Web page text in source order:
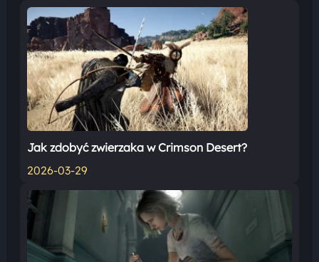
Jak zdobyć zwierzaka w Crimson Desert?
2026-03-29